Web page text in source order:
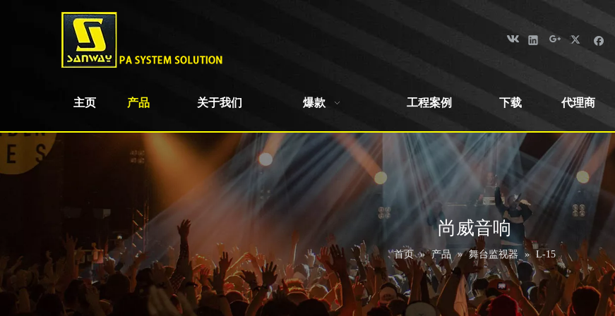
主页 产品 关于我们 爆款 工程案例 下载 代理商
尚威音响
首页 » 产品 » 舞台监视器 » L-15